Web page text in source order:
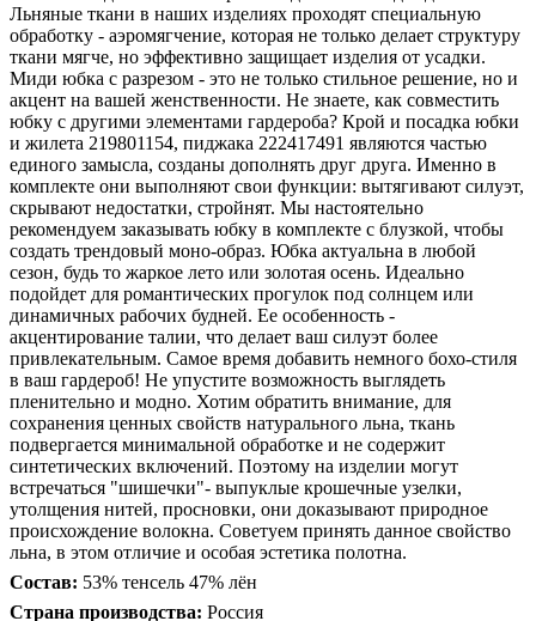
Льняные ткани в наших изделиях проходят специальную
обработку - аэромягчение, которая не только делает структуру
ткани мягче, но эффективно защищает изделия от усадки.
Миди юбка с разрезом - это не только стильное решение, но и
акцент на вашей женственности. Не знаете, как совместить
юбку с другими элементами гардероба? Крой и посадка юбки
и жилета 219801154, пиджака 222417491 являются частью
единого замысла, созданы дополнять друг друга. Именно в
комплекте они выполняют свои функции: вытягивают силуэт,
скрывают недостатки, стройнят. Мы настоятельно
рекомендуем заказывать юбку в комплекте с блузкой, чтобы
создать трендовый моно-образ. Юбка актуальна в любой
сезон, будь то жаркое лето или золотая осень. Идеально
подойдет для романтических прогулок под солнцем или
динамичных рабочих будней. Ее особенность -
акцентирование талии, что делает ваш силуэт более
привлекательным. Самое время добавить немного бохо-стиля
в ваш гардероб! Не упустите возможность выглядеть
пленительно и модно. Хотим обратить внимание, для
сохранения ценных свойств натурального льна, ткань
подвергается минимальной обработке и не содержит
синтетических включений. Поэтому на изделии могут
встречаться "шишечки"- выпуклые крошечные узелки,
утолщения нитей, просновки, они доказывают природное
происхождение волокна. Советуем принять данное свойство
льна, в этом отличие и особая эстетика полотна.
Состав: 53% тенсель 47% лён
Страна производства: Россия